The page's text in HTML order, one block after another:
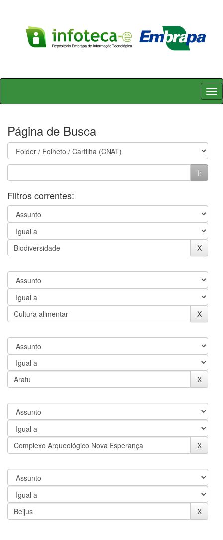
Skip
Página de Busca
Filtros correntes: